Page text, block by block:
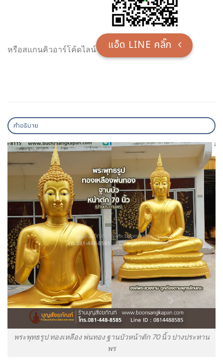
หรือสแกนคิวอาร์โค้ดไลน์ แอ็ด LINE คลิ๊ก
คำอธิบาย
พระพุทธรูป ทองเหลือง พ่นทอง ฐานบัวหน้าตัก 70 นิ้ว ปางประทาน
พร